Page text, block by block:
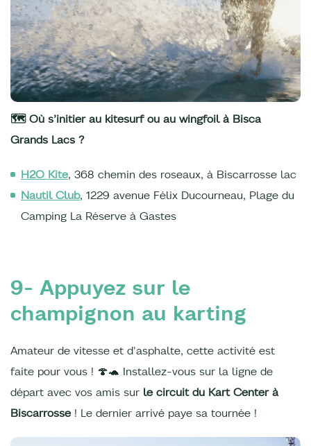
🗺️ Où s’initier au kitesurf ou au wingfoil à Bisca
Grands Lacs ?
H2O Kite, 368 chemin des roseaux, à Biscarrosse lac
Nautil Club, 1229 avenue Félix Ducourneau, Plage du
Camping La Réserve à Gastes
9- Appuyez sur le
champignon au karting
Amateur de vitesse et d'asphalte, cette activité est
faite pour vous ! 🍄🐢 Installez-vous sur la ligne de
départ avec vos amis sur le circuit du Kart Center à
Biscarrosse! Le dernier arrivé paye sa tournée !